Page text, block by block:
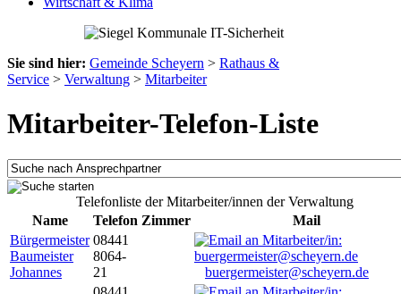
Sie sind hier: Gemeinde Scheyern > Rathaus &
Service > Verwaltung > Mitarbeiter
Mitarbeiter-Telefon-Liste
Telefonliste der Mitarbeiter/innen der Verwaltung
Name
Telefon Zimmer
Mail
Bürgermeister
Baumeister
Johannes
08441
8064-
21
buergermeister@scheyern.de